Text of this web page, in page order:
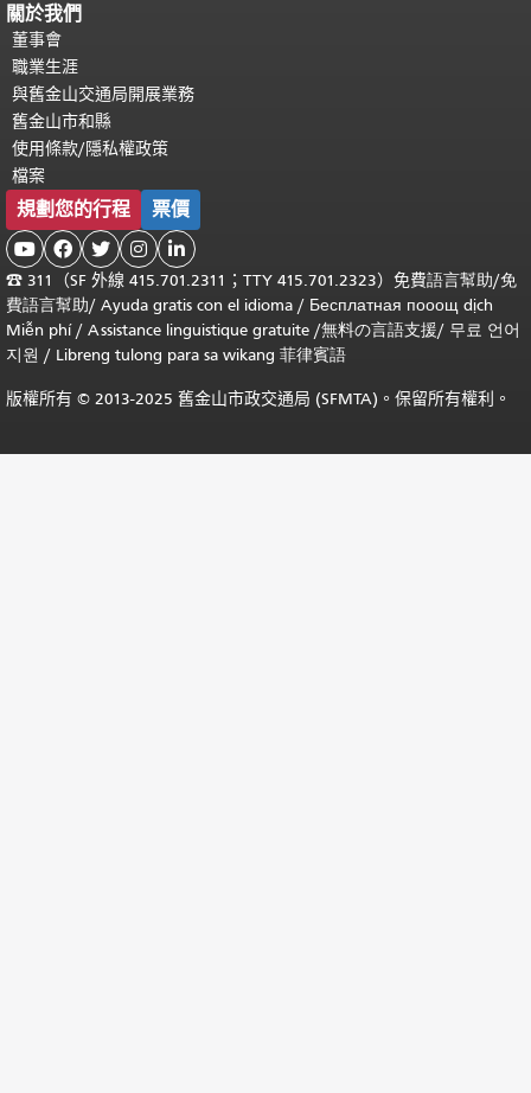
關於我們
董事會
職業生涯
與舊金山交通局開展業務
舊金山市和縣
使用條款/隱私權政策
檔案
規劃您的行程 票價
    
☎ 311（SF 外線 415.701.2311；TTY 415.701.2323）免費語言幫助/免
費語言幫助/ Ayuda gratis con el idioma / Бесплатная пооощ dịch
Miễn phí/ Assistance linguistique gratuite /無料の言語支援/ 무료 언어
지원 / Libreng tulong para sa wikang 菲律賓語
版權所有 © 2013-2025 舊金山市政交通局 (SFMTA)。保留所有權利。